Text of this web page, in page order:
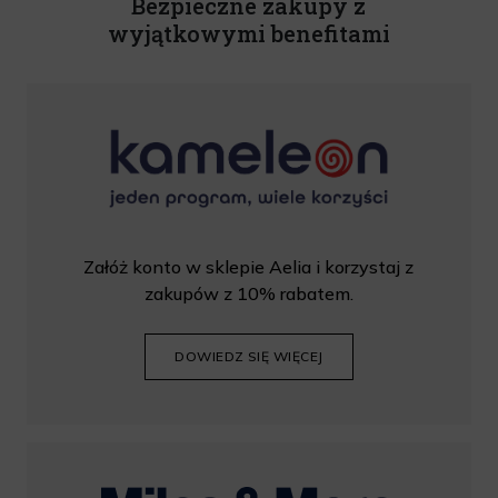
Bezpieczne zakupy z
wyjątkowymi benefitami
Załóż konto w sklepie Aelia i korzystaj z
zakupów z 10% rabatem.
DOWIEDZ SIĘ WIĘCEJ